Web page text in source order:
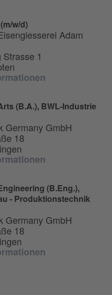
w/d)
Adam
1
(B.A.), BWL-Industrie
Germany GmbH
18
(B.Eng.),
- Produktionstechnik
Germany GmbH
18